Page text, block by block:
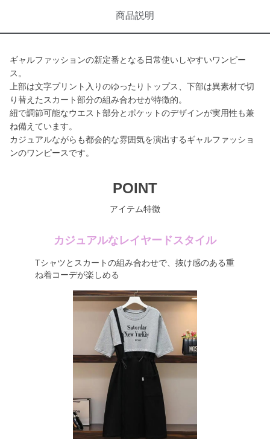
商品説明
ギャルファッションの新定番となる日常使いしやすいワンピー
ス。
上部は文字プリント入りのゆったりトップス、下部は異素材で切
り替えたスカート部分の組み合わせが特徴的。
紐で調節可能なウエスト部分とポケットのデザインが実用性も兼
ね備えています。
カジュアルながらも都会的な雰囲気を演出するギャルファッショ
ンのワンピースです。
POINT
アイテム特徴
カジュアルなレイヤードスタイル
Tシャツとスカートの組み合わせで、抜け感のある重
ね着コーデが楽しめる